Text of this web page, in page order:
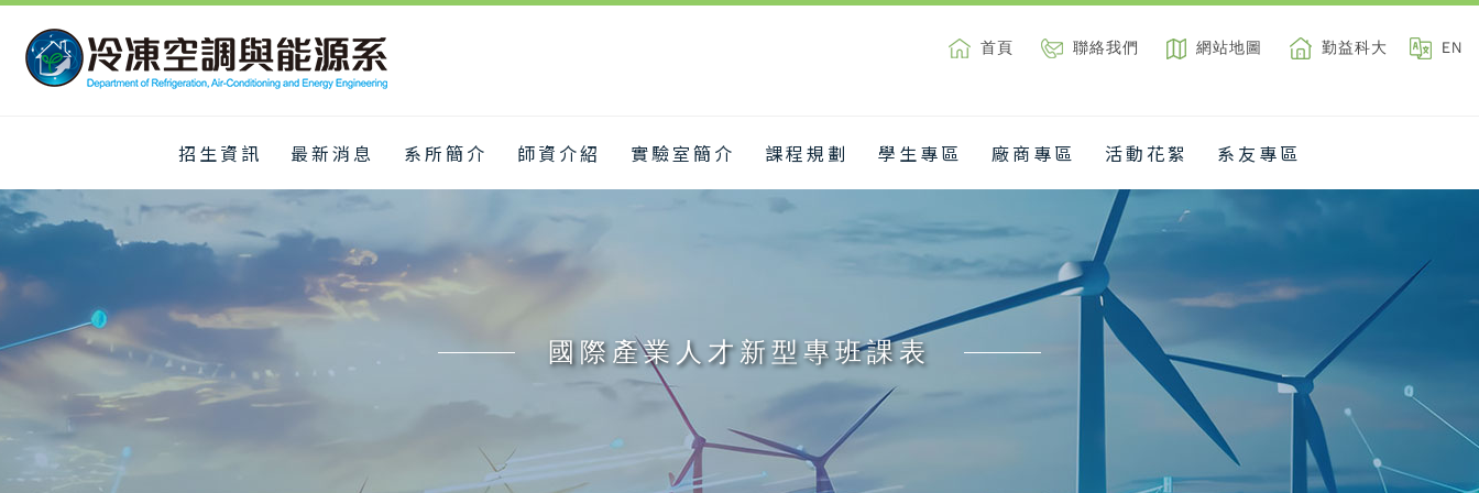
首頁 聯絡我們 網站地圖 勤益科大 EN
招生資訊 最新消息 系所簡介 師資介紹 實驗室簡介 課程規劃 學生專區 廠商專區 活動花絮 系友專區
國際產業人才新型專班課表